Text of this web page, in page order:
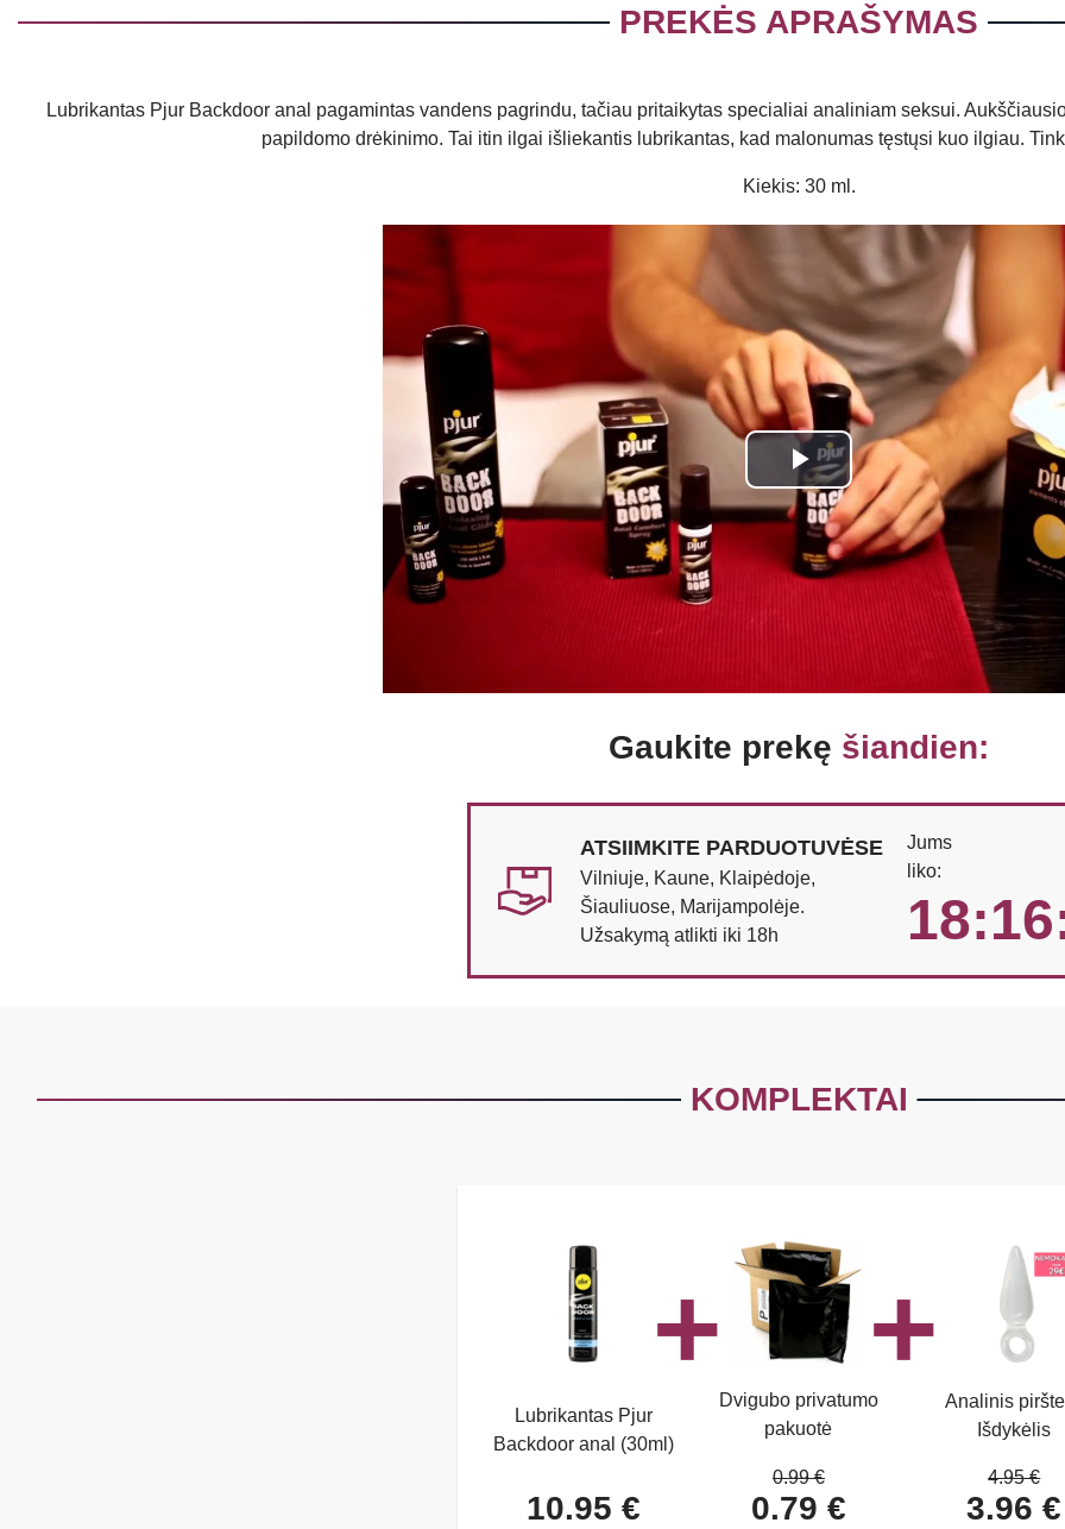
PREKĖS APRAŠYMAS
Lubrikantas Pjur Backdoor anal pagamintas vandens pagrindu, tačiau pritaikytas specialiai analiniam seksui.
papildomo drėkinimo. Tai itin ilgai išliekantis lubrikantas, kad malonumas tęstųsi kuo ilgiau.
Kiekis: 30 ml.
Play
Video
Gaukite prekę šiandien:
ATSIIMKITE PARDUOTUVĖSE
Vilniuje, Kaune, Klaipėdoje,
Šiauliuose, Marijampolėje.
Užsakymą atlikti iki 18h
Jums
liko:
KOMPLEKTAI
Lubrikantas Pjur
Backdoor anal (30ml)
10.95 €
Dvigubo privatumo
pakuotė
0.99 €
0.79 €
Analinis
Išdykėlis
4.95 €
3.96 €